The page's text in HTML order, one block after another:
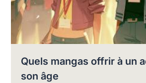
Quels mangas offrir à un
son âge